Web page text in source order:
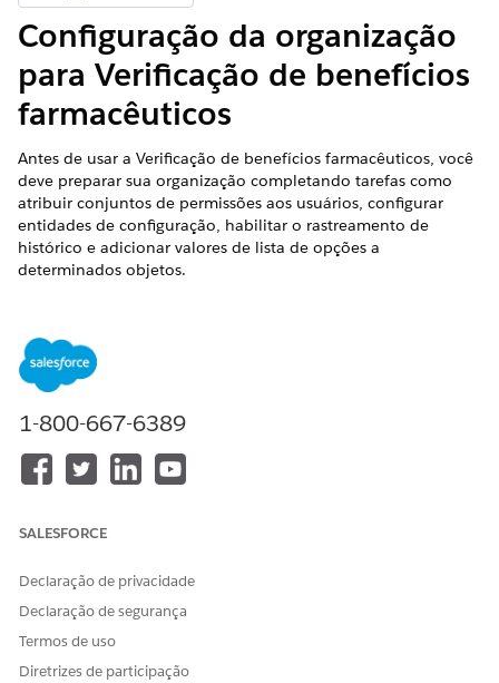
Configuração da organização
para Verificação de benefícios
farmacêuticos
Antes de usar a Verificação de benefícios farmacêuticos, você
deve preparar sua organização completando tarefas como
atribuir conjuntos de permissões aos usuários, configurar
entidades de configuração, habilitar o rastreamento de
histórico e adicionar valores de lista de opções a
determinados objetos.
Disponível em: Lightning Experience
Disponível em: Edições
Cloud ou Life Sciences Cloud e licenças do complemento
Einstein GPT Platform e Criador de prompts do Einstein
GPT
benefícios farmacêuticos
farmacêuticos, atribua os conjuntos de permissões
apropriados aos seus usuários.
Configuração de segurança no nível de campo para
1-800-667-6389
SALESFORCE
Declaração de privacidade
Declaração de segurança
Termos de uso
Diretrizes de participação